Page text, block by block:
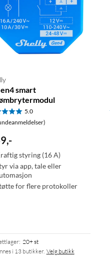
smart
5.0
,-
styring (16 A)
via app, tale eller
for flere protokoller
: 20+ st
i 13 butikker. Velg butikk